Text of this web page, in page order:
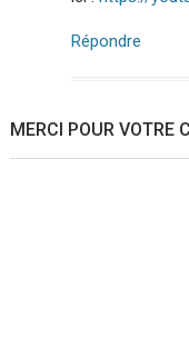
Répondre
MERCI POUR VOTRE